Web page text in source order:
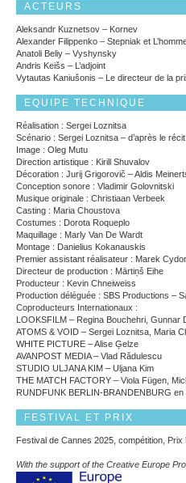
ACTEURS
Aleksandr Kuznetsov – Kornev
Alexander Filippenko – Stepniak et
Anatoli Beliy – Vyshynsky
Andris Keišs – L’adjoint
Vytautas Kaniušonis – Le directeur de la
EQUIPE TECHNIQUE
Réalisation : Sergei Loznitsa
Scénario : Sergei Loznitsa – d’après le
Image : Oleg Mutu
Direction artistique : Kirill Shuvalov
Décoration : Jurij Grigorovič – Aldis
Conception sonore : Vladimir Golovnitski
Musique originale : Christiaan Verbeek
Casting : Maria Choustova
Costumes : Dorota Roqueplo
Maquillage : Marly Van De Wardt
Montage : Danielius Kokanauskis
Premier assistant réalisateur : Marek
Directeur de production : Mārtiņš Eihe
Producteur : Kevin Chneiweiss
Production déléguée : SBS Productions –
Coproducteurs Internationaux :
LOOKSFILM – Regina Bouchehri, Gunnar
ATOMS & VOID – Sergei Loznitsa, Maria
WHITE PICTURE – Alise Ģelze
AVANPOST MEDIA – Vlad Rădulescu
STUDIO ULJANA KIM – Uljana Kim
THE MATCH FACTORY – Viola Fügen,
RUNDFUNK BERLIN-BRANDENBURG
FESTIVAL ET PRIX
Festival de Cannes 2025, compétition, Prix
With the support of the Creative Europe